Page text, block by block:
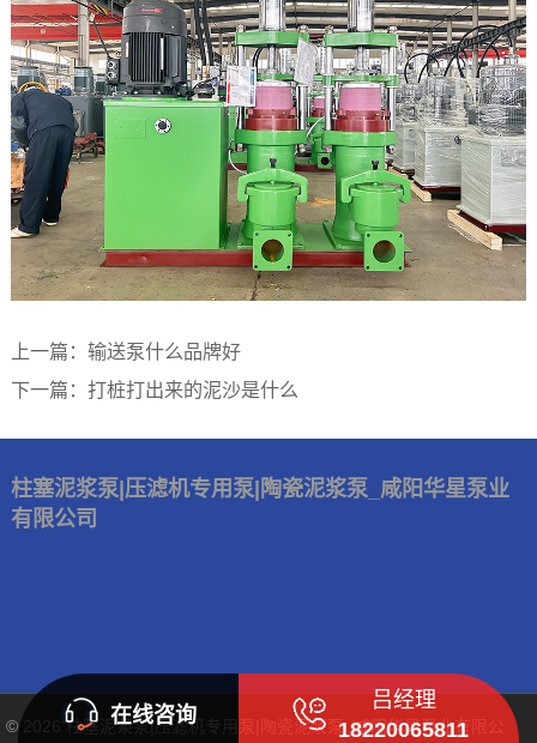
在线咨询
吕经理
18220065811
上一篇：输送泵什么品牌好
下一篇：打桩打出来的泥沙是什么
柱塞泥浆泵|压滤机专用泵|陶瓷泥浆泵_咸阳华星泵业
有限公司
© 2026柱塞泥浆泵|压滤机专用泵|陶瓷泥浆泵_咸阳华星泵业有限公